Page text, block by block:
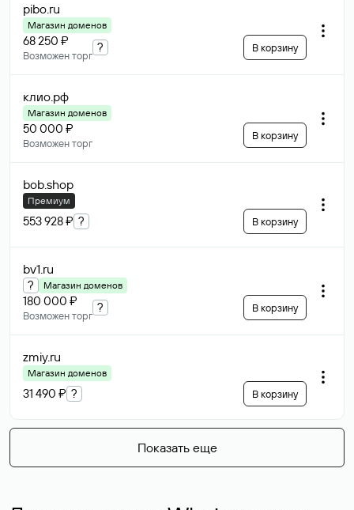
pibo.ru
Магазин доменов
68 250 ₽
Возможен торг
? В корзину
клио.рф
Магазин доменов
50 000 ₽
Возможен торг
В корзину
bob.shop
Премиум
553 928 ₽ ? В корзину
bv1.ru
? Магазин доменов
180 000 ₽
Возможен торг
? В корзину
zmiy.ru
Магазин доменов
31 490 ₽ ? В корзину
Показать еще